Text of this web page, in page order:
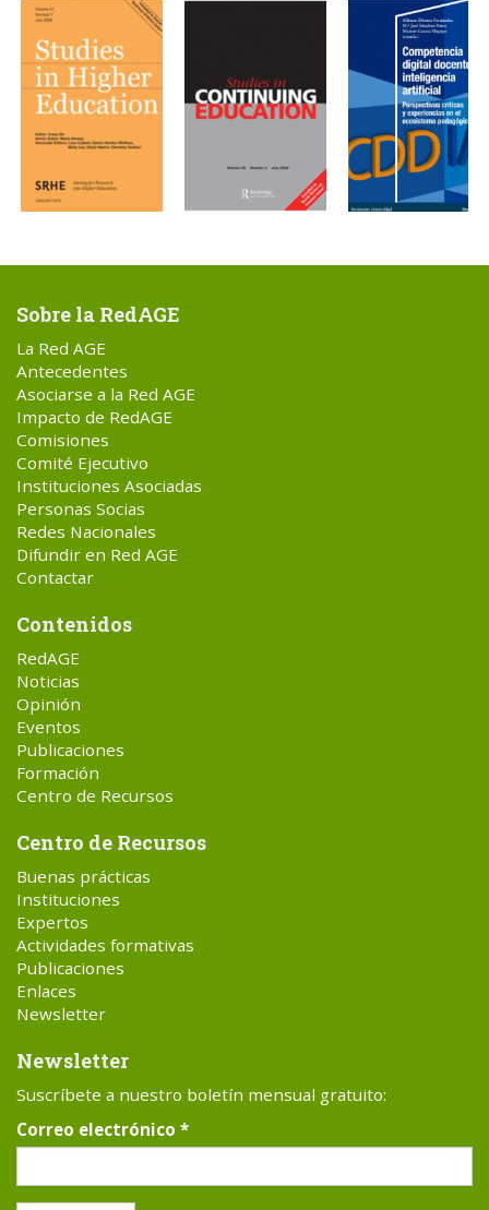
Sobre la RedAGE
La Red AGE
Antecedentes
Asociarse a la Red AGE
Impacto de RedAGE
Comisiones
Comité Ejecutivo
Instituciones Asociadas
Personas Socias
Redes Nacionales
Difundir en Red AGE
Contactar
Contenidos
RedAGE
Noticias
Opinión
Eventos
Publicaciones
Formación
Centro de Recursos
Centro de Recursos
Buenas prácticas
Instituciones
Expertos
Actividades formativas
Publicaciones
Enlaces
Newsletter
Newsletter
Suscríbete a nuestro boletín mensual gratuito:
Correo electrónico *